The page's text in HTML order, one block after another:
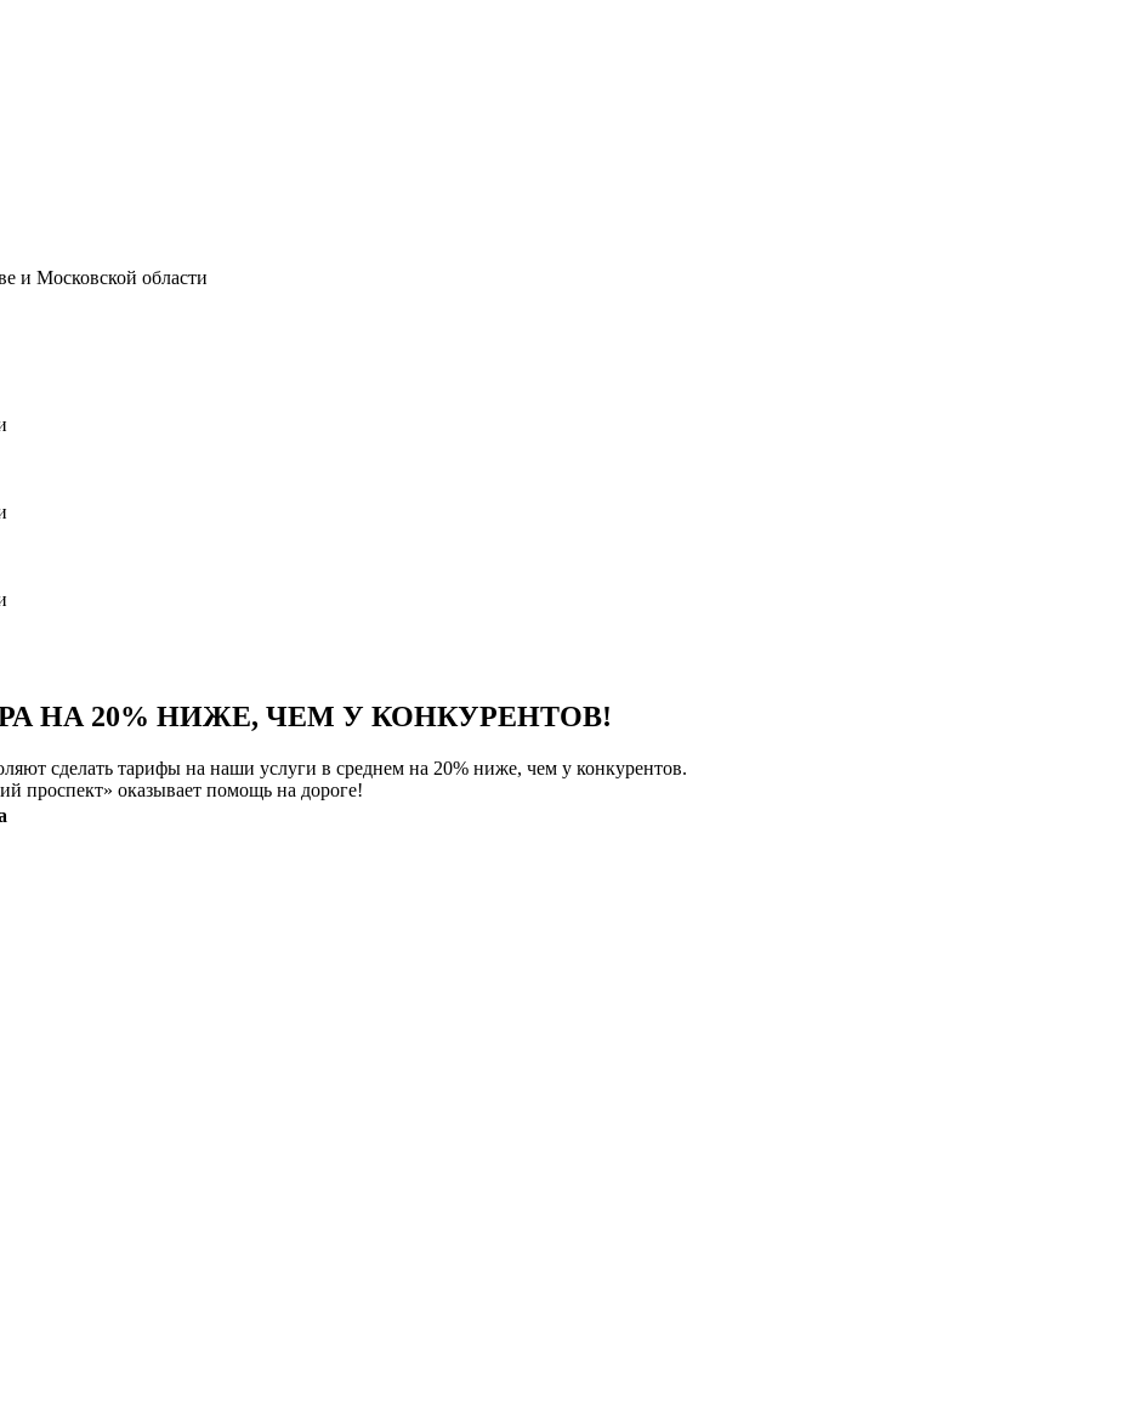
и Московской области
НА 20% НИЖЕ, ЧЕМ У КОНКУРЕНТОВ!
сделать тарифы на наши услуги в среднем на 20% ниже, чем у конкурентов.
проспект» оказывает помощь на дороге!